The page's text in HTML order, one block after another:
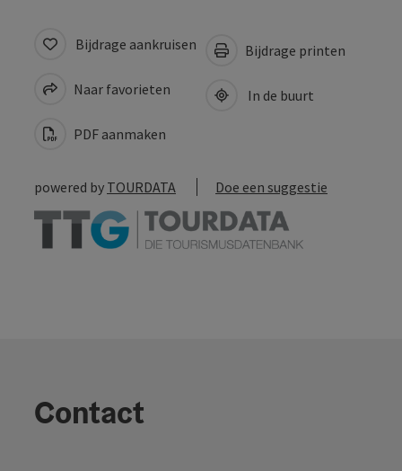
Bijdrage aankruisen
Naar favorieten
PDF aanmaken
Bijdrage printen
In de buurt
powered by TOURDATA Doe een suggestie
Contact